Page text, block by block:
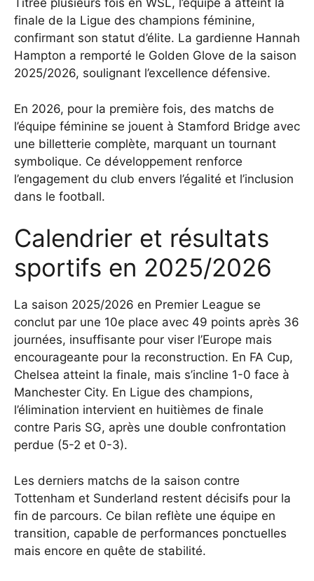
Titrée plusieurs fois en WSL, l’équipe a atteint la
finale de la Ligue des champions féminine,
confirmant son statut d’élite. La gardienne Hannah
Hampton a remporté le Golden Glove de la saison
2025/2026, soulignant l’excellence défensive.
En 2026, pour la première fois, des matchs de
l’équipe féminine se jouent à Stamford Bridge avec
une billetterie complète, marquant un tournant
symbolique. Ce développement renforce
l’engagement du club envers l’égalité et l’inclusion
dans le football.
Calendrier et résultats
sportifs en 2025/2026
La saison 2025/2026 en Premier League se
conclut par une 10e place avec 49 points après 36
journées, insuffisante pour viser l’Europe mais
encourageante pour la reconstruction. En FA Cup,
Chelsea atteint la finale, mais s’incline 1-0 face à
Manchester City. En Ligue des champions,
l’élimination intervient en huitièmes de finale
contre Paris SG, après une double confrontation
perdue (5-2 et 0-3).
Les derniers matchs de la saison contre
Tottenham et Sunderland restent décisifs pour la
fin de parcours. Ce bilan reflète une équipe en
transition, capable de performances ponctuelles
mais encore en quête de stabilité.